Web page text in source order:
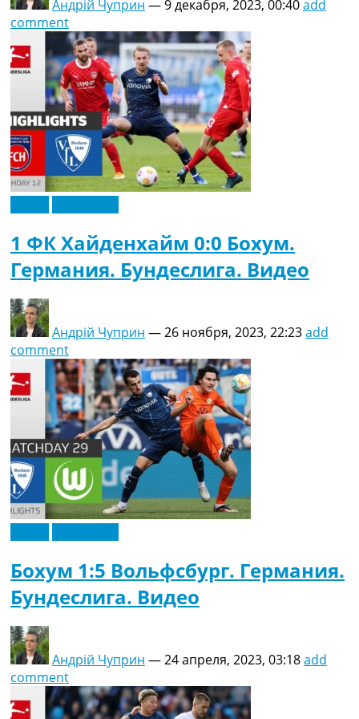
Андрій Чуприн —9 декабря, 2023, 00:40add
comment
1 ФК Хайденхайм 0:0 Бохум.
Германия. Бундеслига. Видео
Андрій Чуприн —26 ноября, 2023, 22:23add
comment
Бохум 1:5 Вольфсбург. Германия.
Бундеслига. Видео
Андрій Чуприн —24 апреля, 2023, 03:18add
comment